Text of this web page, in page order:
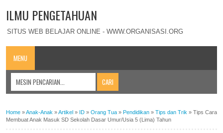
ILMU PENGETAHUAN
SITUS WEB BELAJAR ONLINE - WWW.ORGANISASI.ORG
MENU
Home »Anak-Anak »Artikel » ID » Orang Tua » Pendidikan » Tips dan Trik » Tips Cara
Membuat Anak Masuk SD Sekolah Dasar Umur/Usia 5 (Lima) Tahun